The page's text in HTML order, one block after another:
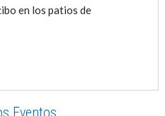
en los patios de
Eventos